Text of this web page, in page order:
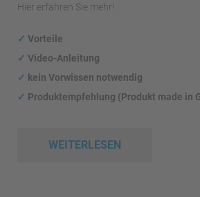
Hier erfahren Sie mehr!
✓ Vorteile
✓ Video-Anleitung
✓ kein Vorwissen notwendig
✓ Produktempfehlung (Produkt made in
WEITERLESEN